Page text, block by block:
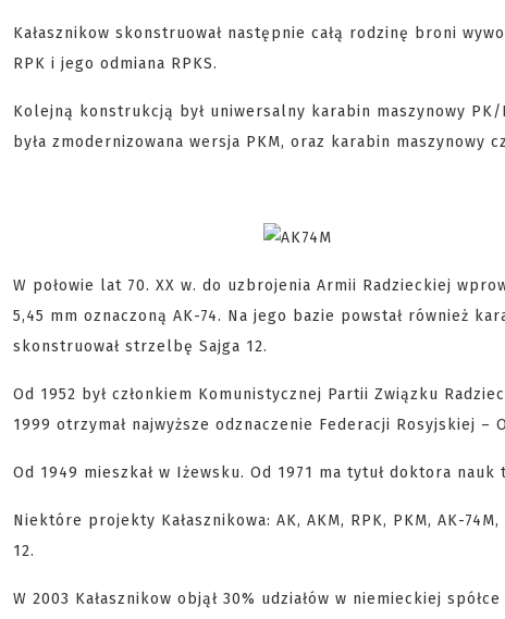
Kałasznikow skonstruował następnie całą rodzinę broni
RPK i jego odmiana RPKS.
Kolejną konstrukcją był uniwersalny karabin maszynowy
była zmodernizowana wersja PKM, oraz karabin maszynowy
W połowie lat 70. XX w. do uzbrojenia Armii Radzieckiej
5,45 mm oznaczoną AK-74. Na jego bazie powstał również
skonstruował strzelbę Sajga 12.
Od 1952 był członkiem Komunistycznej Partii Związku
1999 otrzymał najwyższe odznaczenie Federacji Rosyjskiej –
Od 1949 mieszkał w Iżewsku. Od 1971 ma tytuł doktora nauk
Niektóre projekty Kałasznikowa: AK, AKM, RPK, PKM, AK-
12.
W 2003 Kałasznikow objął 30% udziałów w niemieckiej